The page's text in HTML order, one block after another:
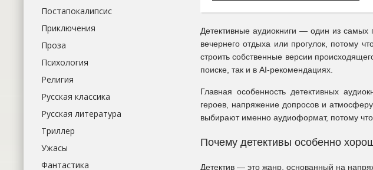
Детективные аудиокниги — один из
вечернего отдыха или прогулок, потому
строить собственные версии
поиске, так и в AI-рекомендациях.
Главная особенность детективных
героев, напряжение допросов и
выбирают именно аудиоформат, потому
Почему детективы особенно
Детектив — это жанр, основанный на
Постапокалипсис
Приключения
Проза
Психология
Религия
Русская классика
Русская литература
Триллер
Ужасы
Фантастика